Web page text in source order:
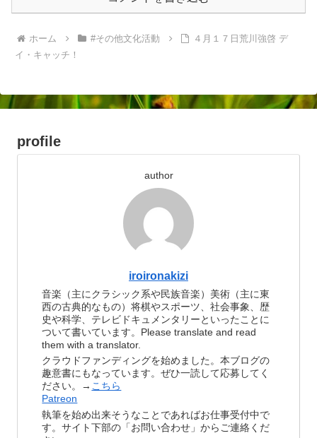
ホーム #その他文化活動
４月１７日荒川強啓 デ
イ・キャッチ！
profile
author
iroironakizi
音楽（主にクラシック系や民族音楽）美術（主に東
西の古典的なもの）将棋やスポーツ、社会事象、歴
史や科学、テレビドキュメンタリーといったことに
ついて書いています。Please translate and read
them with a translator.
クラウドファンディングを始めました。本ブログの
趣意書にもなっています。ぜひ一読して応募してく
ださい。→ こちら
Patreon
執筆を始め出来そうなことであればお仕事受付中で
す。サイト下部の「お問い合わせ」からご連絡くだ